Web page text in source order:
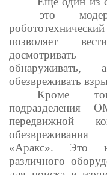
– это
позволяет
досмотривать
обезвреживать
Кроме
подразделения
передвижной
«Аракс». Это
различного